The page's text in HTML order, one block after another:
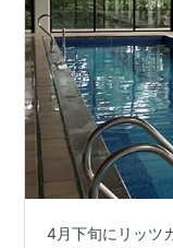
4月下旬にリッツ